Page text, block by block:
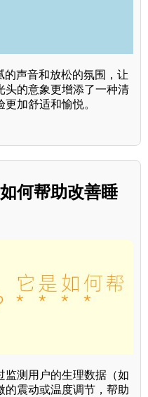
的声音和放松的氛围，让
头的意象更增添了一种清
加舒适和愉悦。
何帮助改善睡
监测用户的生理数据（如
的震动或温度调节，帮助